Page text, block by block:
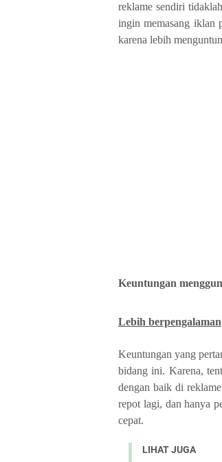
reklame sendiri
ingin memasang iklan
karena lebih
Keuntungan
Lebih berpengalaman
Keuntungan yang
bidang ini. Karena,
dengan baik di
repot lagi, dan hanya
cepat.
LIHAT JUGA